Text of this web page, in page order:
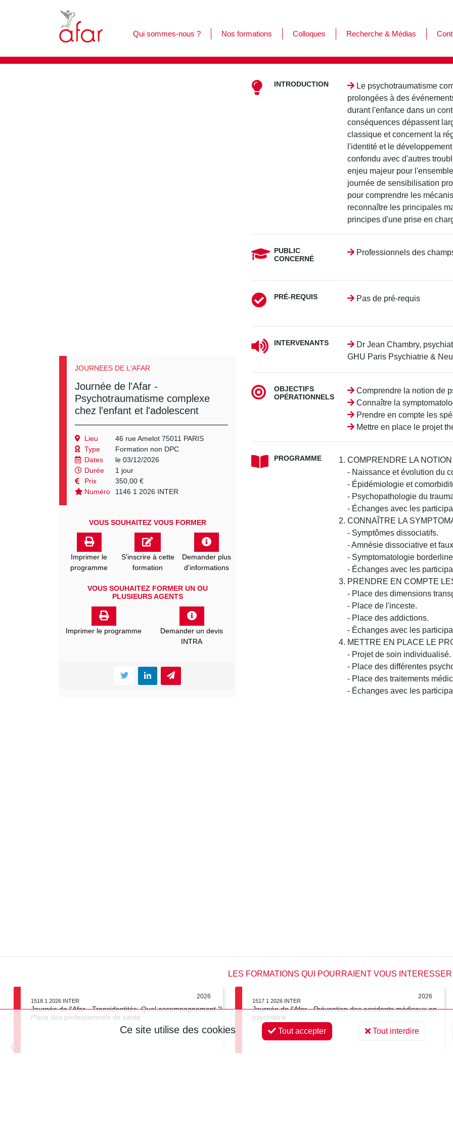
Qui sommes-nous ? Nos formations Colloques Recherche & Médias
JOURNEES DE L'AFAR
Journée de l'Afar -
Psychotraumatisme complexe
chez l'enfant et l'adolescent
Lieu
46 rue Amelot 75011 PARIS
Type
Formation non DPC
Dates
le 03/12/2026
Durée
1 jour
Prix
350,00 €
Numéro
1146 1 2026 INTER
VOUS SOUHAITEZ VOUS FORMER
Imprimer le
programme
S'inscrire à cette
formation
Demander plus
d'informations
VOUS SOUHAITEZ FORMER UN OU
PLUSIEURS AGENTS
Imprimer le programme
Demander un devis
INTRA
INTRODUCTION
Le psychotraumatisme
prolongées à des
durant l'enfance dans un
conséquences dépassent
classique et concernent la
l'identité et le
confondu avec d'autres
enjeu majeur pour
journée de sensibilisation
pour comprendre les
reconnaître les principales
principes d'une prise en
PUBLIC
CONCERNÉ
Professionnels des
PRÉ-REQUIS Pas de pré-requis
INTERVENANTS
Dr Jean Chambry,
GHU Paris Psychiatrie &
OBJECTIFS
OPÉRATIONNELS
Comprendre la notion de
Connaître la
Prendre en compte les
Mettre en place le projet
PROGRAMME
COMPRENDRE LA
- Naissance et évolution du
- Épidémiologie et
- Psychopathologie du
- Échanges avec les
CONNAÎTRE LA
- Symptômes dissociatifs.
- Amnésie dissociative et
- Symptomatologie
- Échanges avec les
PRENDRE EN COMPTE
- Place des dimensions
- Place de l'inceste.
- Place des addictions.
- Échanges avec les
METTRE EN PLACE LE
- Projet de soin individualisé.
- Place des différentes
- Place des traitements
- Échanges avec les
LES FORMATIONS QUI POURRAIENT VOUS INTERESSER
2026
1518 1 2026 INTER
Journée de l'Afar - Transidentités. Quel accompagnement ?
Place des professionnels de santé
2026
1517 1 2026 INTER
Journée de l'Afar - Prévention des accidents médicaux en
psychiatrie
Ce site utilise des cookies Tout accepter Tout interdire